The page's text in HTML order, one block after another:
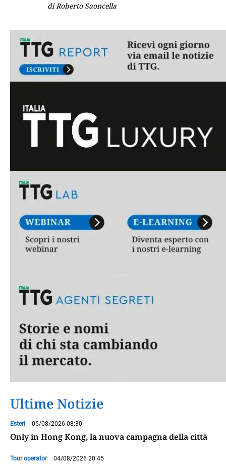
di Roberto Saoncella
Ultime Notizie
Esteri 05/08/2026 08:30
Only in Hong Kong, la nuova campagna della città
Tour operator 04/08/2026 20:45